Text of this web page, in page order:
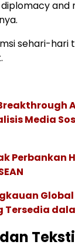
and
sehari-hari
Media
Global